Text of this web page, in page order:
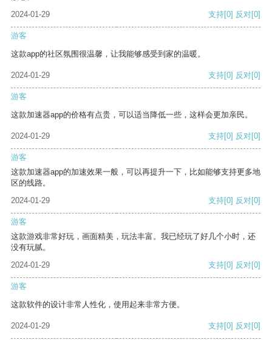
2024-01-29
支持[0] 反对[0]
游客
这款app的社区氛围很温馨，让我能够感受到家的温暖。
2024-01-29 支持[0] 反对[0]
游客
这款加速器app的价格有点贵，可以适当降低一些，这样会更加亲民。
2024-01-29 支持[0] 反对[0]
游客
这款加速器app的加速效果一般，可以再提升一下，比如能够支持更多地
区的线路。
2024-01-29
支持[0] 反对[0]
游客
这款游戏非常好玩，画面精美，玩法丰富。我已经玩了好几个小时，还
没有玩腻。
2024-01-29
支持[0] 反对[0]
游客
这款软件的设计非常人性化，使用起来非常方便。
2024-01-29 支持[0] 反对[0]